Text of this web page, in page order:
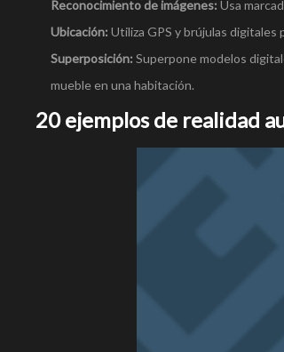
Reconocimiento de imágenes: Usa
Ubicación: Utiliza GPS y brújulas digitales
Superposición: Superpone modelos
mueble en una habitación.
20 ejemplos de realidad